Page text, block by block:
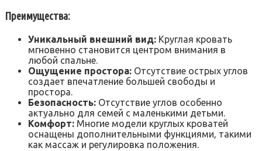
Преимущества:
Уникальный внешний вид: Круглая кровать
мгновенно становится центром внимания в
любой спальне.
Ощущение простора: Отсутствие острых углов
создает впечатление большей свободы и
простора.
Безопасность: Отсутствие углов особенно
актуально для семей с маленькими детьми.
Комфорт: Многие модели круглых кроватей
оснащены дополнительными функциями‚ такими
как массаж и регулировка положения.